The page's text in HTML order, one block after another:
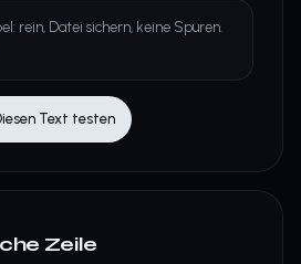
rein, Datei sichern, keine Spuren.
Text testen
Zeile